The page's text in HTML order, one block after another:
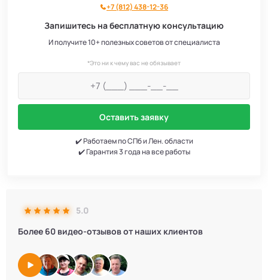
+7 (812) 438-12-36
Запишитесь на бесплатную консультацию
И получите 10+ полезных советов от специалиста
*Это ни к чему вас не обязывает
Оставить заявку
✔️ Работаем по СПб и Лен. области
✔️ Гарантия 3 года на все работы
5.0
Более 60 видео-отзывов от наших клиентов